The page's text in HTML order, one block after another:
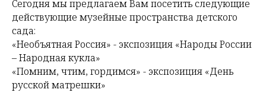
Сегодня мы предлагаем Вам посетить следующие
действующие музейные пространства детского
сада:
«Необъятная Россия» - экспозиция «Народы России
– Народная кукла»
«Помним, чтим, гордимся» - экспозиция «День
русской матрешки»